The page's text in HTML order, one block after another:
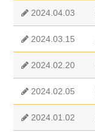
2024.04.03
2024.03.15
2024.02.20
2024.02.05
2024.01.02